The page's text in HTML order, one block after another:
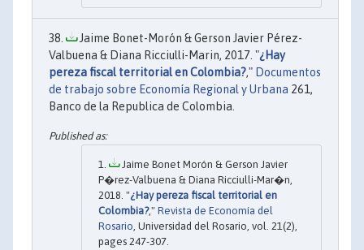
Jaime Bonet-Morón & Gerson Javier Pérez-
Valbuena & Diana Ricciulli-Marin, 2017. "¿Hay
pereza fiscal territorial en Colombia?," Documentos
de trabajo sobre Economía Regional y Urbana 261,
Banco de la Republica de Colombia.
Jaime Bonet Morón & Gerson Javier
P�rez-Valbuena & Diana Ricciulli-Mar�n,
2018. "¿Hay pereza fiscal territorial en
Colombia?," Revista de Economía del
Rosario , Universidad del Rosario, vol. 21(2),
pages 247-307.